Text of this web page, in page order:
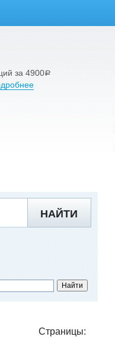
за 4900a
НАЙТИ
Страницы: